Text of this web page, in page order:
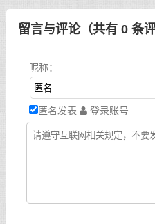
留言与评论（共有 0条评
昵称：
匿名发表 登录账号